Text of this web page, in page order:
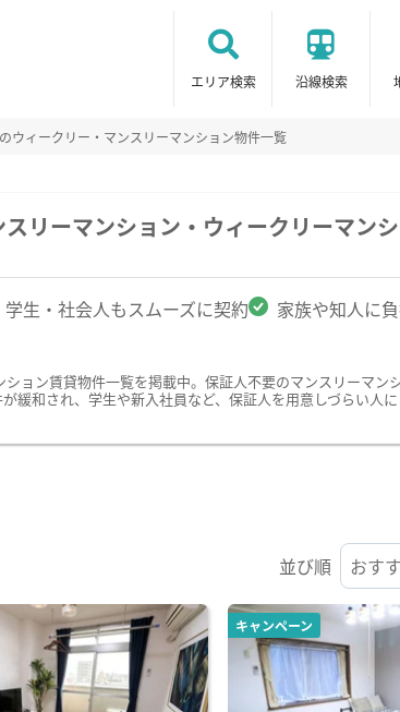
エリア検索 沿線検索
ウィークリー・マンスリーマンション物件一覧
リーマンション・ウィークリーマン
学生・社会人もスムーズに契約 家族や知人に
ョン賃貸物件一覧を掲載中。保証人不要のマンスリーマ
緩和され、学生や新入社員など、保証人を用意しづらい人
並び順
キャンペーン